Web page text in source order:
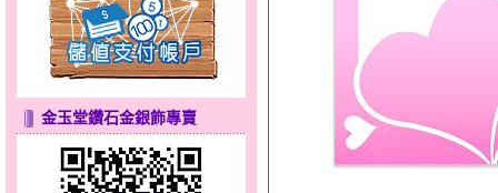
幸福祈願～金銀鋼套鍊
金玉堂鑽石金銀飾專賣